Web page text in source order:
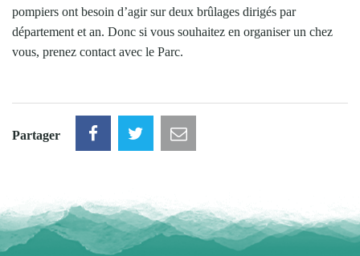
pompiers ont besoin d’agir sur deux brûlages dirigés par
département et an. Donc si vous souhaitez en organiser un chez
vous, prenez contact avec le Parc.
Partager